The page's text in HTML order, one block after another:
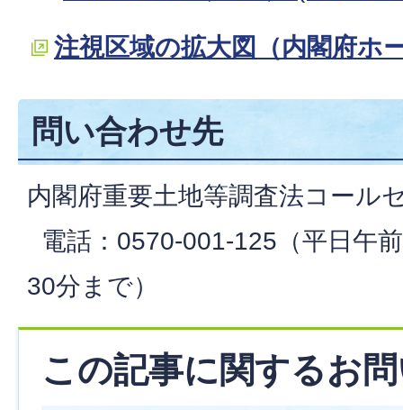
注視区域の拡大図（内閣府ホ
問い合わせ先
内閣府重要土地等調査法コール
電話：0570-001-125（平日午
30分まで）
この記事に関するお